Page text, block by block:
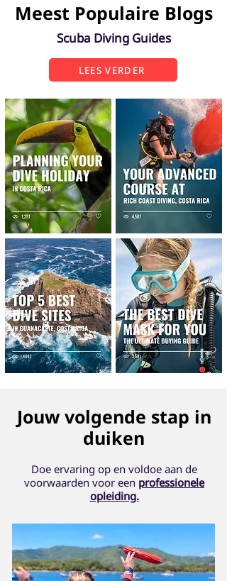
Meest Populaire Blogs
Scuba Diving Guides
LEES VERDER
Jouw volgende stap in
duiken
Doe ervaring op en voldoe aan de
voorwaarden voor een professionele
opleiding.